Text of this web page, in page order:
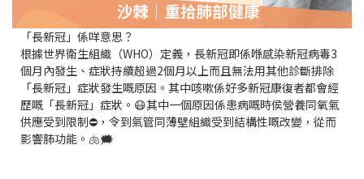
「長新冠」係咩意思？
根據世界衛生組織（WHO）定義，長新冠即係喺感染新冠病毒3
個月內發生、症狀持續超過2個月以上而且無法用其他診斷排除
「長新冠」症狀發生嘅原因。其中咳嗽係好多新冠康復者都會經
歷嘅「長新冠」症狀。😷其中一個原因係患病嘅時侯營養同氧氣
供應受到限制⛔，令到氣管同薄壁組織受到結構性嘅改變，從而
影響肺功能。🫁🗯️